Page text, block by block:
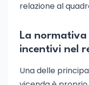
relazione al
La
incentivi nel
Una delle